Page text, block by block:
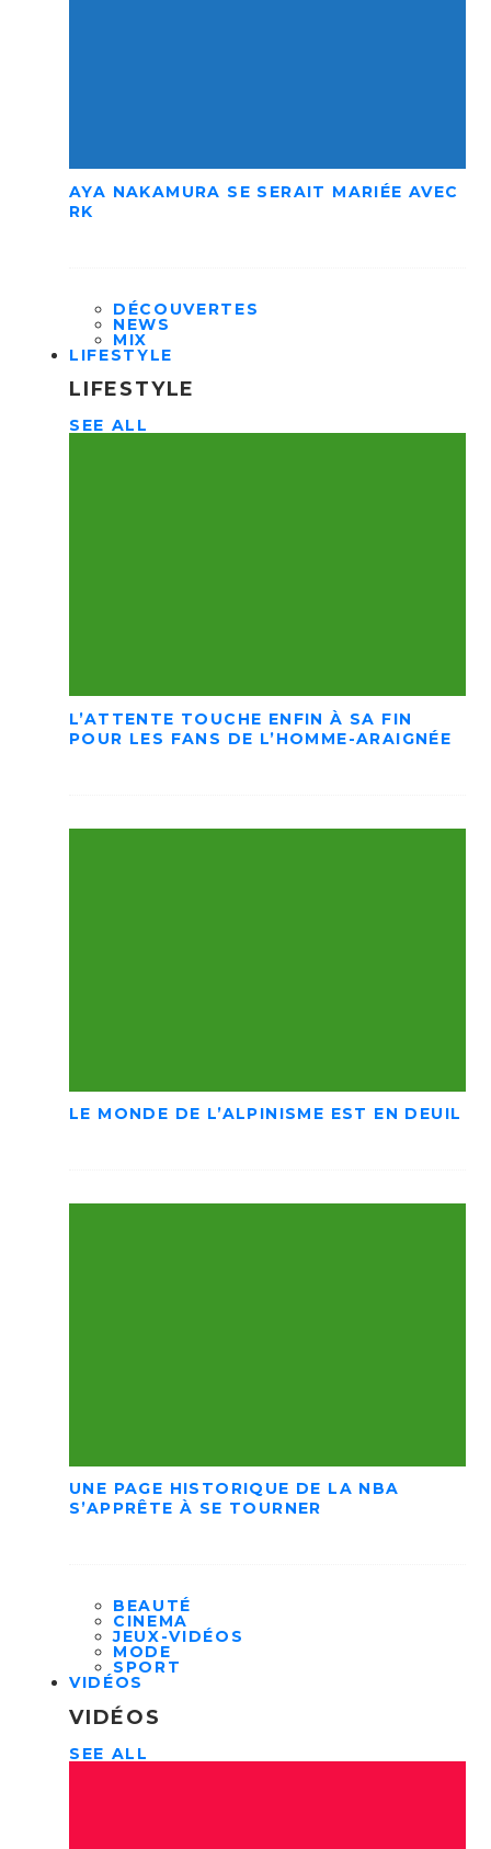
AYA NAKAMURA SE SERAIT MARIÉE AVEC
RK
DÉCOUVERTES
NEWS
MIX
LIFESTYLE
LIFESTYLE
SEE ALL
L’ATTENTE TOUCHE ENFIN À SA FIN
POUR LES FANS DE L’HOMME-ARAIGNÉE
LE MONDE DE L’ALPINISME EST EN DEUIL
UNE PAGE HISTORIQUE DE LA NBA
S’APPRÊTE À SE TOURNER
BEAUTÉ
CINEMA
JEUX-VIDÉOS
MODE
SPORT
VIDÉOS
VIDÉOS
SEE ALL